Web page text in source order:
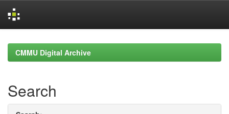
navigationCMMU Digital Archive
Search